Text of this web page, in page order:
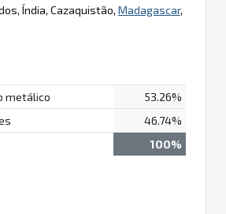
Índia, Cazaquistão, Madagascar,
metálico
53.26%
46.74%
100%